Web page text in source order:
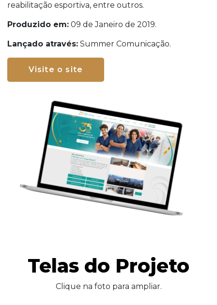
reabilitação esportiva, entre outros.
Produzido em: 09 de Janeiro de 2019.
Lançado através: Summer Comunicação.
Visite o site
Telas do Projeto
Clique na foto para ampliar.